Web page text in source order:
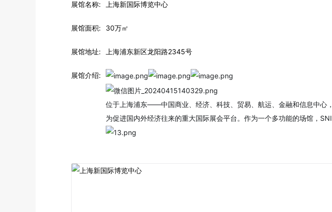
展馆名称: 上海新国际博览中心
展馆面积: 30万㎡
展馆地址: 上海浦东新区龙阳路2345号
展馆介绍:
位于上海浦东——中国商业、经济、科技、贸易、航运、金融和信息中心
为促进国内外经济往来的重大国际展会平台。作为一个多功能的场馆，